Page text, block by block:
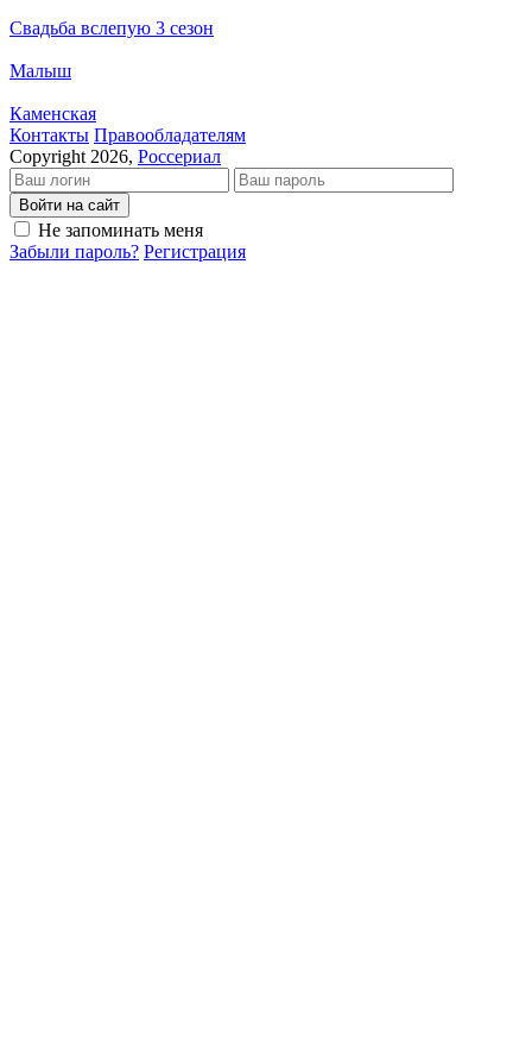
Свадьба вслепую 3 сезон
Малыш
Каменская
Кон­так­ты Пра­во­об­ла­да­те­лям
Copyright 2026, Россериал
Войти на сайт
Не запоминать меня
Забыли пароль? Регистрация